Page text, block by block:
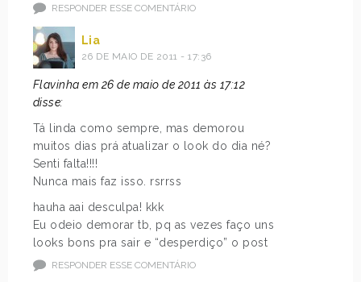
RESPONDER ESSE COMENTÁRIO
Lia
26 DE MAIO DE 2011 - 17:36
Flavinha em 26 de maio de 2011 às 17:12
disse:
Tá linda como sempre, mas demorou
muitos dias prá atualizar o look do dia né?
Senti falta!!!!
Nunca mais faz isso. rsrrss
hauha aai desculpa! kkk
Eu odeio demorar tb, pq as vezes faço uns
looks bons pra sair e “desperdiço” o post
RESPONDER ESSE COMENTÁRIO